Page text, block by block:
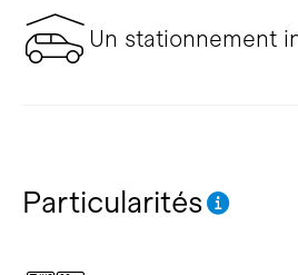
Un stationnement
Particularités